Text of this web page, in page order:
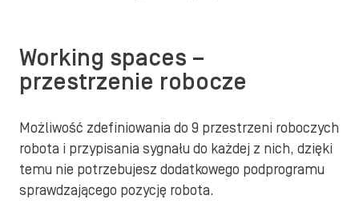
Working spaces –
przestrzenie robocze
Możliwość zdefiniowania do 9 przestrzeni roboczych
robota i przypisania sygnału do każdej z nich, dzięki
temu nie potrzebujesz dodatkowego podprogramu
sprawdzającego pozycję robota.